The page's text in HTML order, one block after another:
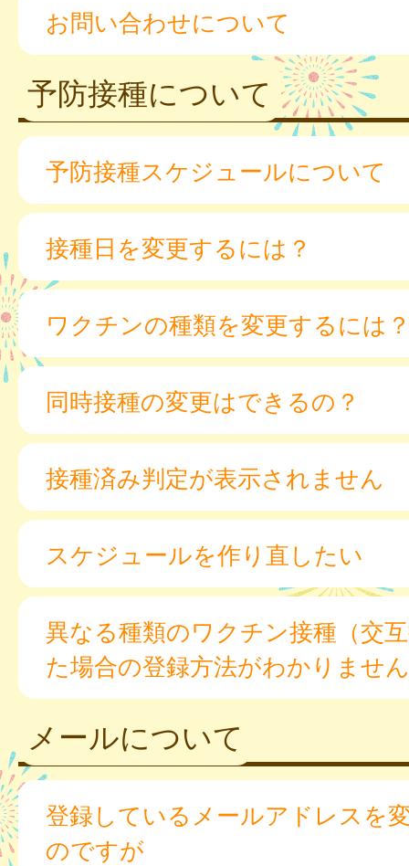
お問い合わせについて
予防接種について
予防接種スケジュールについて
接種日を変更するには？
ワクチンの種類を変更するには
同時接種の変更はできるの？
接種済み判定が表示されません
スケジュールを作り直したい
異なる種類のワクチン接種（交
た場合の登録方法がわかりません
メールについて
登録しているメールアドレスを
のですが